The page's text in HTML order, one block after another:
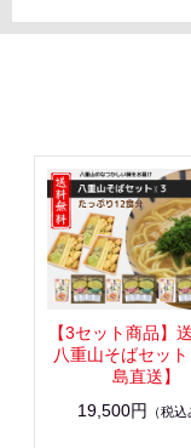
【3セット商品】
八重山そばセッ
島直送】
19,500円
（税込